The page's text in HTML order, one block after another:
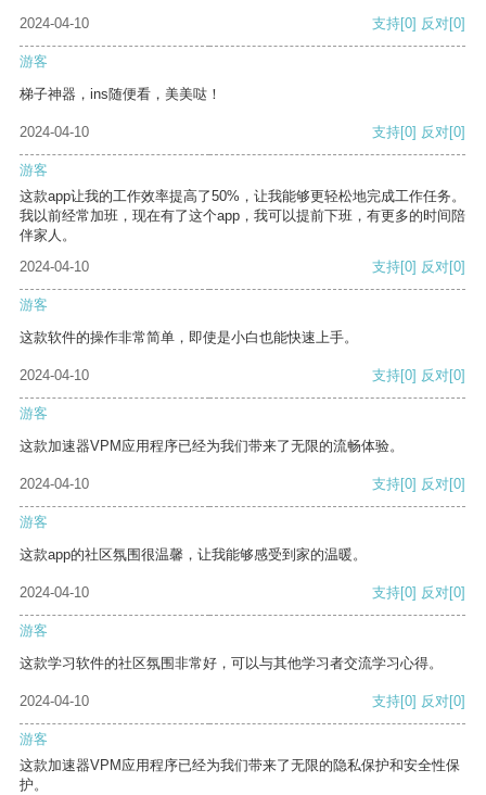
2024-04-10 支持[0] 反对[0]
游客
梯子神器，ins随便看，美美哒！
2024-04-10 支持[0] 反对[0]
游客
这款app让我的工作效率提高了50%，让我能够更轻松地完成工作任务。
我以前经常加班，现在有了这个app，我可以提前下班，有更多的时间陪
伴家人。
2024-04-10
支持[0] 反对[0]
游客
这款软件的操作非常简单，即使是小白也能快速上手。
2024-04-10 支持[0] 反对[0]
游客
这款加速器VPM应用程序已经为我们带来了无限的流畅体验。
2024-04-10 支持[0] 反对[0]
游客
这款app的社区氛围很温馨，让我能够感受到家的温暖。
2024-04-10 支持[0] 反对[0]
游客
这款学习软件的社区氛围非常好，可以与其他学习者交流学习心得。
2024-04-10 支持[0] 反对[0]
游客
这款加速器VPM应用程序已经为我们带来了无限的隐私保护和安全性保
护。